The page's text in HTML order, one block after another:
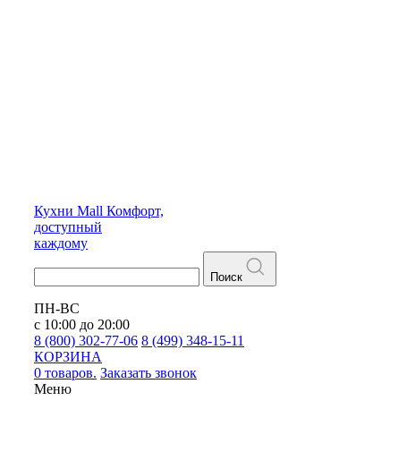
Кухни Mall Комфорт,
доступный
каждому
Поиск
ПН-ВС
с 10:00 до 20:00
8 (800) 302-77-06 8 (499) 348-15-11
КОРЗИНА
0 товаров. Заказать звонок
Меню